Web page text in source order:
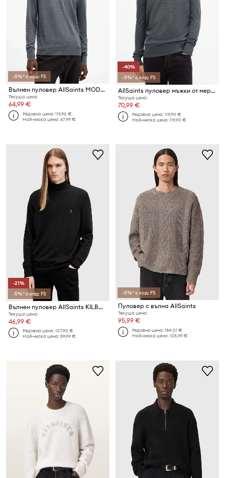
-5%* с код: FS
Вълнен пуловер AllSaints MODE MERINO
Текуща цена:
64,99 €
Редовна цена:119,90 €
Най-ниска цена:67,99 €
-40%
-5%* с код: FS
AllSaints пуловер мъжки от мериносова вълна
Текуща цена:
70,99 €
Редовна цена:119,90 €
Най-ниска цена:119,90 €
-21%
-5%* с код: FS
Вълнен пуловер AllSaints KILBURN MOCK
Текуща цена:
46,99 €
Редовна цена:107,90 €
Най-ниска цена:59,99 €
-5%* с код: FS
Пуловер с вълна AllSaints
Текуща цена:
95,99 €
Редовна цена:184,01 €
Най-ниска цена:105,99 €